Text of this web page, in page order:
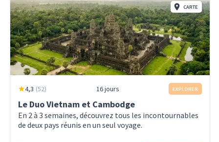
CARTE
4,3 (52) 16 jours EXPLORER
Le Duo Vietnam et Cambodge
En 2 à 3 semaines, découvrez tous les incontournables
de deux pays réunis en un seul voyage.